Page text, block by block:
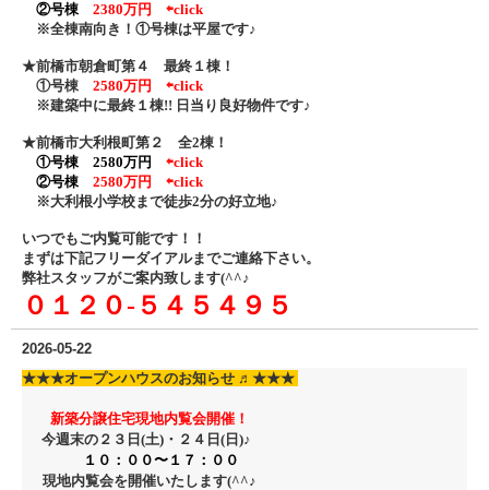
②号棟
2380万円
⇦click
※全棟南向き！①号棟は平屋です♪
★前橋市朝倉町第４ 最終１棟！
①号棟 2580万円 ⇦click
※建築中に最終１棟!! 日当り良好物件です♪
★前橋市大利根町第２ 全2棟！
①号棟 2580万円
⇦click
②号棟
2580万円
⇦click
※大利根小学校まで徒歩2分の好立地♪
いつでもご内覧可能です！！
まずは下記フリーダイアルまでご連絡下さい。
弊社スタッフがご案内致します(^^♪
０１２０‐５４５４９５
2026-05-22
★★★オープンハウスのお知らせ ♬ ★★★
新築分譲住宅現地内覧会開催！
今週末の２３日(土)・２４日 (日)♪
１０：００〜１７：００
現地内覧会を開催いたします(^^♪